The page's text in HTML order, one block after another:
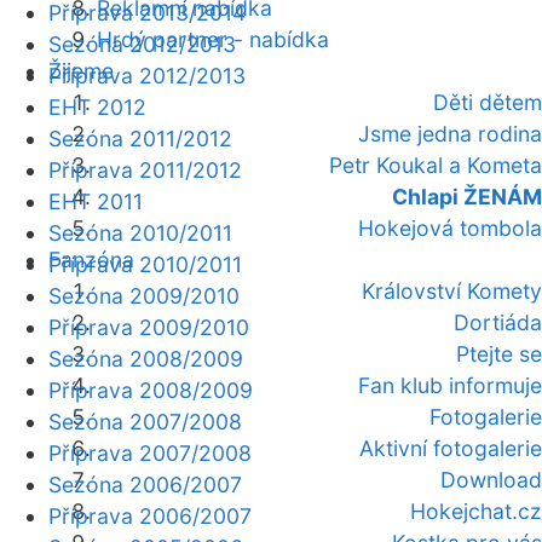
Reklamní nabídka
Hrdý partner - nabídka
Žijeme
Děti dětem
Jsme jedna rodina
Petr Koukal a Kometa
Chlapi ŽENÁM
Hokejová tombola
Fanzóna
Království Komety
Dortiáda
Ptejte se
Fan klub informuje
Fotogalerie
Aktivní fotogalerie
Download
Hokejchat.cz
Příprava 2013/2014
Sezóna 2012/2013
Příprava 2012/2013
EHT 2012
Sezóna 2011/2012
Příprava 2011/2012
EHT 2011
Sezóna 2010/2011
Příprava 2010/2011
Sezóna 2009/2010
Příprava 2009/2010
Sezóna 2008/2009
Příprava 2008/2009
Sezóna 2007/2008
Příprava 2007/2008
Sezóna 2006/2007
Příprava 2006/2007